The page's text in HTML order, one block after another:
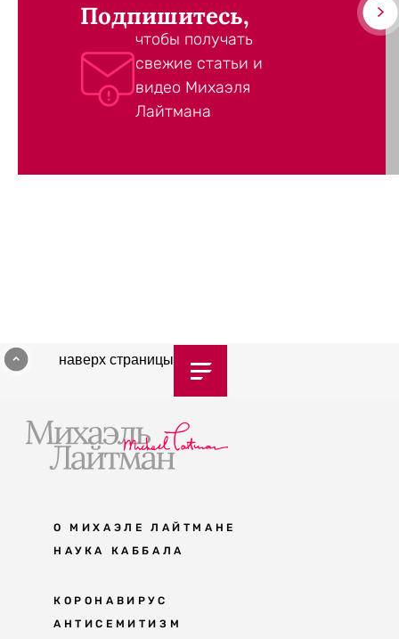
Подпишитесь,
чтобы получать
свежие статьи и
видео Михаэля
Лайтмана
наверх страницы
О МИХАЭЛЕ ЛАЙТМАНЕ
НАУКА КАББАЛА
Мудрость каббалы
Каббала сегодня
КОРОНАВИРУС
АНТИСЕМИТИЗМ